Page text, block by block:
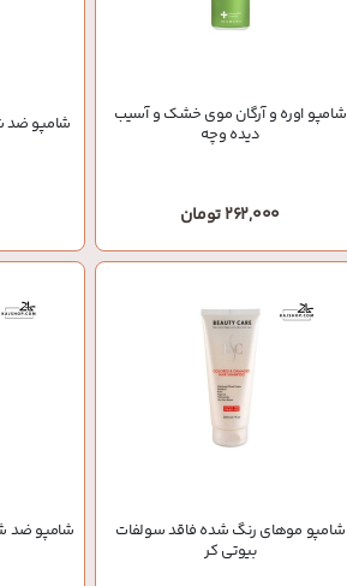
شامپو اوره و آرگان موی خشک و آسیب
دیده وچه
262,000 تومان
شامپو ضد
شامپو موهای رنگ شده فاقد سولفات
بیوتی کر
شامپو ضد